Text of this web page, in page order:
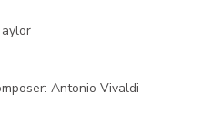
Antonio Vivaldi